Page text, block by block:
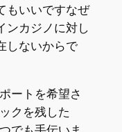
もいいですなぜ
ンカジノに対し
しないからで
ートを希望さ
クを残した